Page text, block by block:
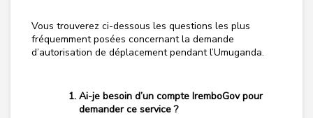
Vous trouverez ci-dessous les questions les plus
fréquemment posées concernant la demande
d’autorisation de déplacement pendant l’Umuganda.
Ai-je besoin d’un compte IremboGov pour
demander ce service ?